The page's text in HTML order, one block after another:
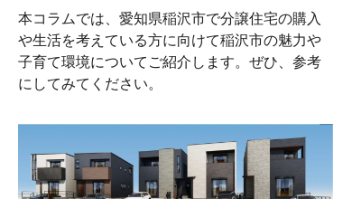
本コラムでは、愛知県稲沢市で分譲住宅の購入
や生活を考えている方に向けて稲沢市の魅力や
子育て環境についてご紹介します。ぜひ、参考
にしてみてください。